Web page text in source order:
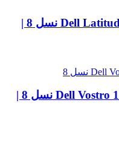
لپ تاپ استوک Dell Latitude 5400 Core i5 نسل 8 |
لپ تاپ استوک Dell Vostro 15 3500 Core i5 نسل 8 |